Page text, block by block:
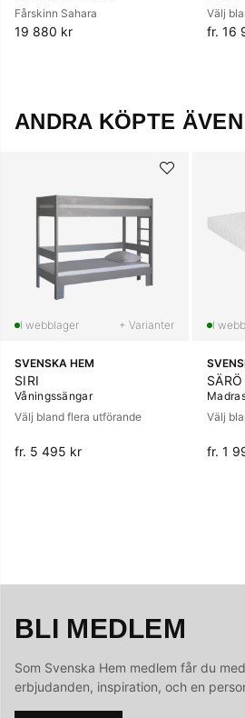
Fårskinn Sahara
19 880 kr
Välj
fr. 16
ANDRA KÖPTE ÄVEN
+ Varianter
SVENSKA HEM
SIRI
Våningssängar
Välj bland flera utförande
fr. 5 495 kr
SÄRÖ
Välj
fr. 1
BLI MEDLEM
Som Svenska Hem medlem får du
erbjudanden, inspiration, och en